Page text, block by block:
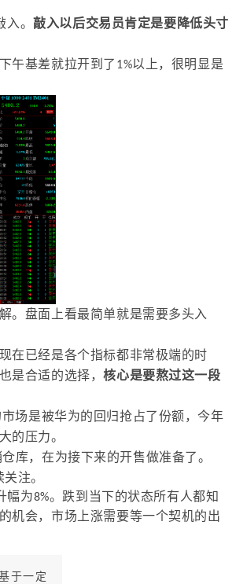
。 敲入以后交易员肯定是要降低头寸
午基差就拉开到了1%以上，很明显是
。盘面上看最简单就是需要多头入
在已经是各个指标都非常极端的时
是合适的选择，核心是要熬过这一段
场是被华为的回归抢占了份额，今年
的压力。
库，在为接下来的开售做准备了。
注。
为8%。跌到当下的状态所有人都知
机会，市场上涨需要等一个契机的出
于一定